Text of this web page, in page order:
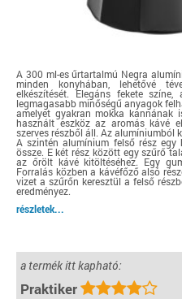
A 300 ml-es űrtartalmú Negra
minden konyhában, lehetővé
elkészítését. Elegáns fekete
legmagasabb minőségű anyagok
amelyet gyakran mokka kannának
használt eszköz az aromás kávé
szerves részből áll. Az alumíniumból
A szintén alumínium felső rész
össze. E két rész között egy szűrő
az őrölt kávé kitöltéséhez. Egy
Forralás közben a kávéfőző alsó
vizet a szűrőn keresztül a felső
eredményez.
részletek...
a termék itt kapható:
Praktiker